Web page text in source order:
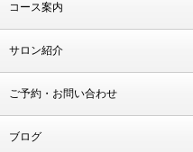
コース案内
サロン紹介
ご予約・お問い合わせ
ブログ